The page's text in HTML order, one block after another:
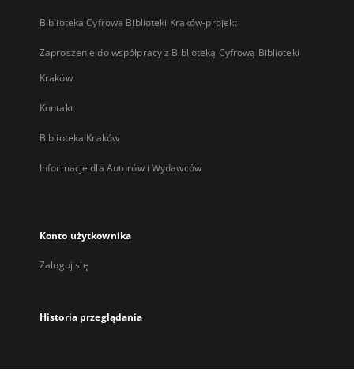
Biblioteka Cyfrowa Biblioteki Kraków-projekt
Zaproszenie do współpracy z Biblioteką Cyfrową Biblioteki
Kraków
Kontakt
Biblioteka Kraków
Informacje dla Autorów i Wydawców
Konto użytkownika
Zaloguj się
Historia przeglądania